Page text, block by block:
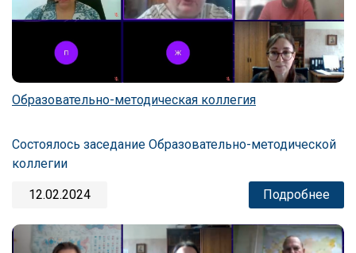
Образовательно-методическая коллегия
Состоялось заседание Образовательно-методической
коллегии
12.02.2024 Подробнее